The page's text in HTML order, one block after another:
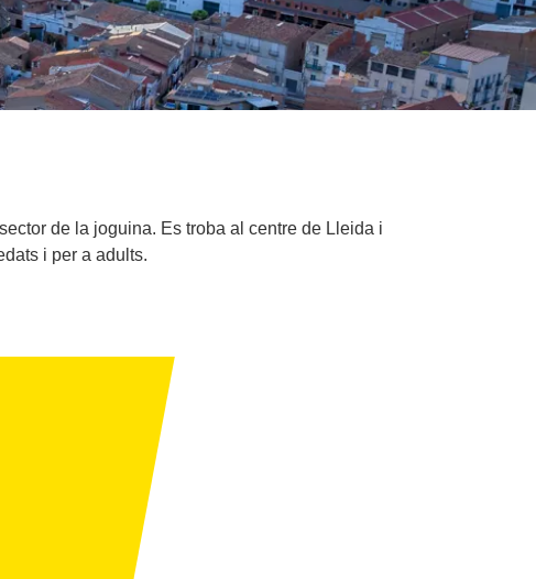
de la joguina. Es troba al centre de Lleida i
i per a adults.